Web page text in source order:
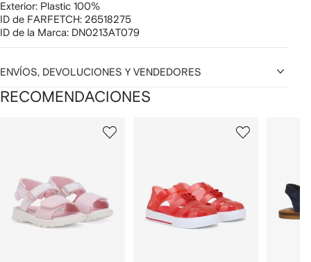
Exterior: Plastic 100%
ID de FARFETCH: 26518275
ID de la Marca: DN0213AT079
ENVÍOS, DEVOLUCIONES Y VENDEDORES
RECOMENDACIONES